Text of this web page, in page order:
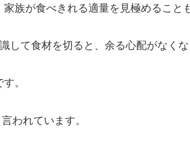
族が食べきれる適量を見極めること
して食材を切ると、余る心配がなくな
。
われています。